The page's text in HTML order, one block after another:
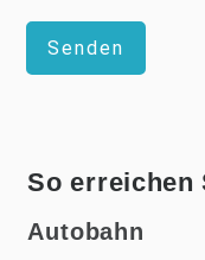
Senden
So erreichen
Autobahn